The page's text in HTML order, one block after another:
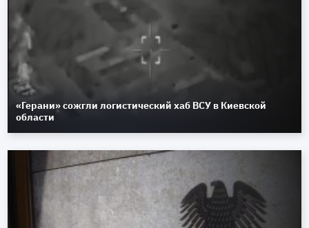
«Герани» сожгли логистический хаб ВСУ в Киевской
области